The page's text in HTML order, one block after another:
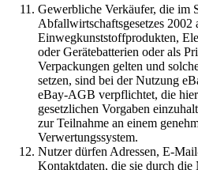
Gewerbliche Verkäufer, die im
Abfallwirtschaftsgesetzes 2002
Einwegkunststoffprodukten,
oder Gerätebatterien oder als
Verpackungen gelten und
setzen, sind bei der Nutzung
eBay-AGB verpflichtet, die
gesetzlichen Vorgaben
zur Teilnahme an einem
Verwertungssystem.
Nutzer dürfen Adressen, E-
Kontaktdaten, die sie durch